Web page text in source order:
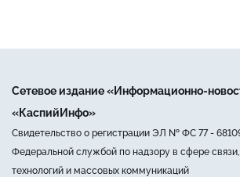
Сетевое издание «Информационно-
«КаспийИнфо»
Свидетельство о регистрации ЭЛ № ФС 77 -
Федеральной службой по надзору в сфере
технологий и массовых коммуникаций